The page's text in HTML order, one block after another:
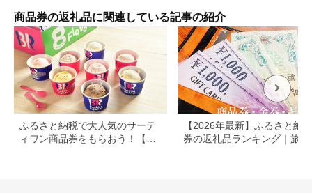
商品券の返礼品に関連している記事の紹介
ふるさと納税で大人気のサーテ
ィワン商品券をもらおう！【静
【2026年最新】ふるさと納
券の返礼品ランキング｜旅行